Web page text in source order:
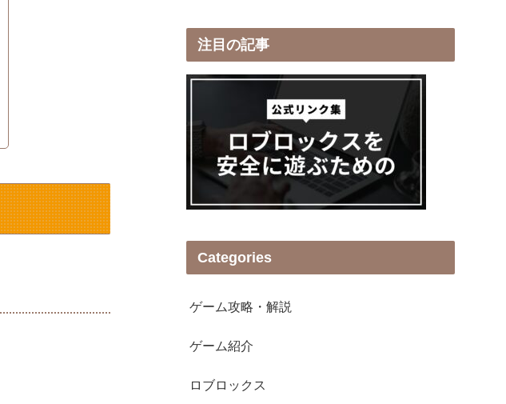
注目の記事
Categories
ゲーム攻略・解説
ゲーム紹介
ロブロックス